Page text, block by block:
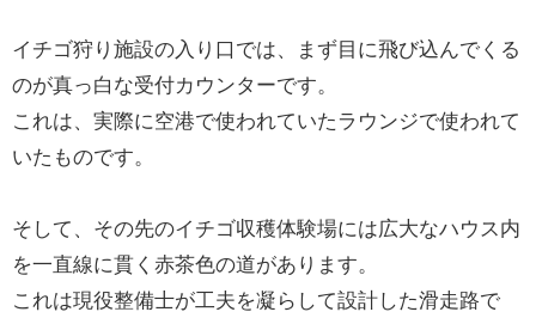
イチゴ狩り施設の入り口では、まず目に飛び込んでくる
のが真っ白な受付カウンターです。
これは、実際に空港で使われていたラウンジで使われて
いたものです。
そして、その先のイチゴ収穫体験場には広大なハウス内
を一直線に貫く赤茶色の道があります。
これは現役整備士が工夫を凝らして設計した滑走路で